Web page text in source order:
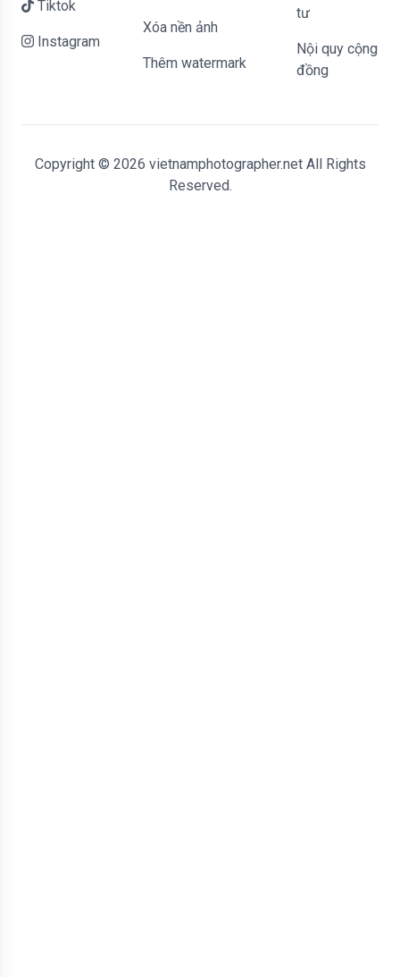
Tiktok
Instagram
Xóa nền ảnh
Thêm watermark
tư
Nội quy cộng
đồng
Copyright © 2026 vietnamphotographer.net All Rights
Reserved.